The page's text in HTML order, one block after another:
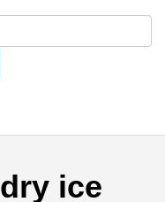
dry ice